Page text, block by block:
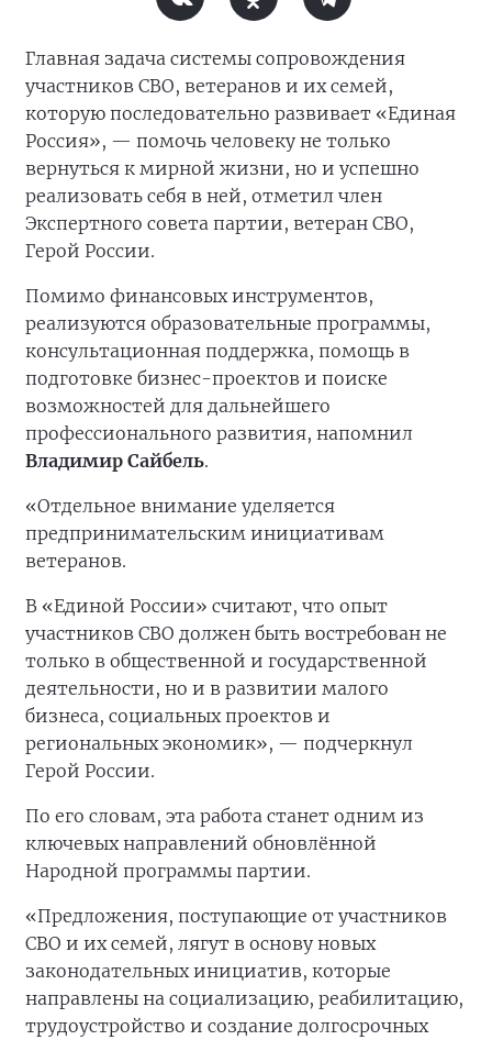
Главная задача системы сопровождения
участников СВО, ветеранов и их семей,
которую последовательно развивает «Единая
Россия», — помочь человеку не только
вернуться к мирной жизни, но и успешно
реализовать себя в ней, отметил член
Экспертного совета партии, ветеран СВО,
Герой России.
Помимо финансовых инструментов,
реализуются образовательные программы,
консультационная поддержка, помощь в
подготовке бизнес-проектов и поиске
возможностей для дальнейшего
профессионального развития, напомнил
Владимир Сайбель.
«Отдельное внимание уделяется
предпринимательским инициативам
ветеранов.
В «Единой России» считают, что опыт
участников СВО должен быть востребован не
только в общественной и государственной
деятельности, но и в развитии малого
бизнеса, социальных проектов и
региональных экономик», — подчеркнул
Герой России.
По его словам, эта работа станет одним из
ключевых направлений обновлённой
Народной программы партии.
«Предложения, поступающие от участников
СВО и их семей, лягут в основу новых
законодательных инициатив, которые
направлены на социализацию, реабилитацию,
трудоустройство и создание долгосрочных